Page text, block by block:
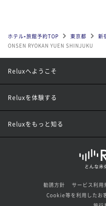
ホテル•旅館予約TOP 東京都
新
ONSEN RYOKAN YUEN SHINJUKU
Reluxへようこそ
Reluxを体験する
Reluxをもっと知る
勧誘方針 サービス利用
Cookie等を利用したお